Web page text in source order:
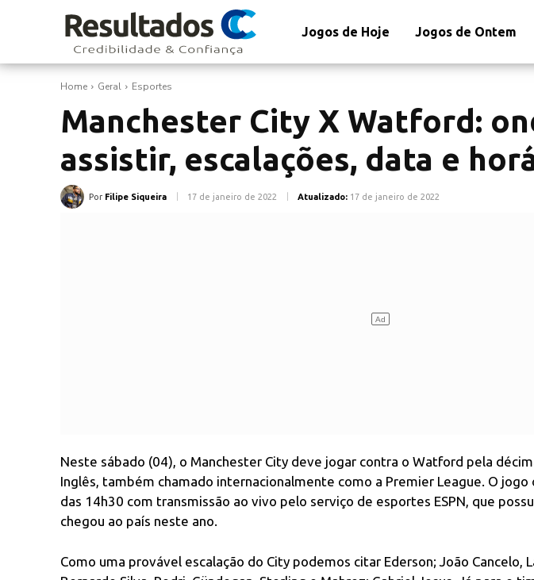
Jogos de Hoje Jogos de Ontem
Home Geral Esportes
Manchester City X Watford:
assistir, escalações, data e
Por Filipe Siqueira 17 de janeiro de 2022 Atualizado: 17 de janeiro de 2022
Neste sábado (04), o Manchester City deve jogar contra o Watford pela
Inglês, também chamado internacionalmente como a Premier League. O
das 14h30 com transmissão ao vivo pelo serviço de esportes ESPN, que
chegou ao país neste ano.
Como uma provável escalação do City podemos citar Ederson; João Cancelo,